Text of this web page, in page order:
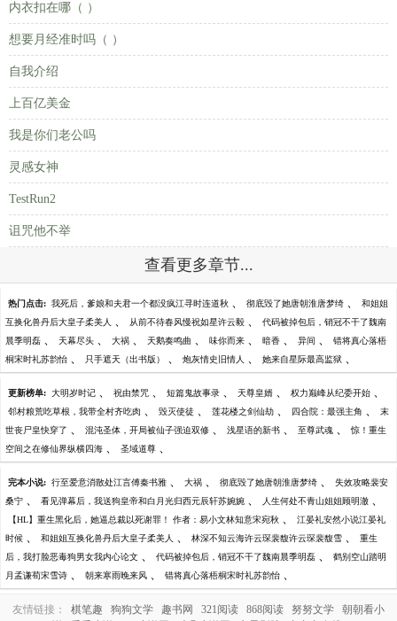
内衣扣在哪（ ）
想要月经准时吗（ ）
自我介绍
上百亿美金
我是你们老公吗
灵感女神
TestRun2
诅咒他不举
查看更多章节...
热门点击: 我死后，爹娘和夫君一个都没疯江寻时连道秋 、 彻底毁了她唐朝淮唐梦绮 、 和姐姐
互换化兽丹后大皇子柔美人 、 从前不待春风慢祝如星许云毅 、 代码被掉包后，销冠不干了魏南
晨季明磊 、 天幕尽头 、 大祸 、 天鹅奏鸣曲 、 味你而来 、 暗香 、 异间 、 错将真心落梧
桐宋时礼苏韵怡 、 只手遮天（出书版） 、 炮灰情史旧情人 、 她来自星际最高监狱 、
更新榜单: 大明岁时记 、 祝由禁咒 、 短篇鬼故事录 、 天尊皇婿 、 权力巅峰从纪委开始 、
邻村粮荒吃草根，我带全村齐吃肉 、 毁灭使徒 、 莲花楼之剑仙劫 、 四合院：最强主角 、 末
世丧尸皇快穿了 、 混沌圣体，开局被仙子强迫双修 、 浅星语的新书 、 至尊武魂 、 惊！重生
空间之在修仙界纵横四海 、 圣域道尊 、
完本小说: 行至爱意消散处江言傅秦书雅 、 大祸 、 彻底毁了她唐朝淮唐梦绮 、 失效攻略裴安
桑宁 、 看见弹幕后，我送狗皇帝和白月光归西元辰轩苏婉婉 、 人生何处不青山姐姐顾明澈 、
【HL】重生黑化后，她逼总裁以死谢罪！ 作者：易小文林知意宋宛秋 、 江晏礼安然小说江晏礼
时候 、 和姐姐互换化兽丹后大皇子柔美人 、 林深不知云海许云琛裴馥许云琛裴馥雪 、 重生
后，我打脸恶毒狗男女我内心论文 、 代码被掉包后，销冠不干了魏南晨季明磊 、 鹤别空山踏明
月孟谦荀宋雪诗 、 朝来寒雨晚来风 、 错将真心落梧桐宋时礼苏韵怡 、
友情链接： 棋笔趣 狗狗文学 趣书网 321阅读 868阅读 努努文学
朝朝看小